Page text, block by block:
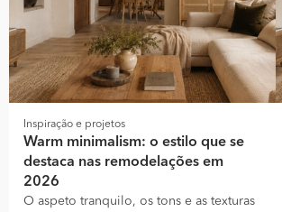
Inspiração e projetos
Warm minimalism: o estilo que se
destaca nas remodelações em
2026
O aspeto tranquilo, os tons e as texturas